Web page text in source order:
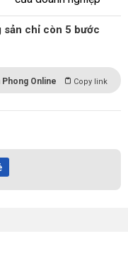
sản chỉ còn 5 bước
Phong Online Copy link